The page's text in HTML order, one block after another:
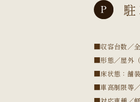
■収容台数／
■形態／屋外（
■床状態：舗装
■車高制限等／